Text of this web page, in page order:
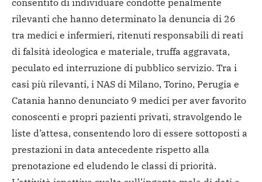
rilevanti che hanno determinato la denuncia di 26
tra medici e infermieri, ritenuti responsabili di reati
di falsità ideologica e materiale, truffa aggravata,
peculato ed interruzione di pubblico servizio. Tra i
casi più rilevanti, i NAS di Milano, Torino, Perugia e
Catania hanno denunciato 9 medici per aver favorito
conoscenti e propri pazienti privati, stravolgendo le
liste d’attesa, consentendo loro di essere sottoposti a
prestazioni in data antecedente rispetto alla
prenotazione ed eludendo le classi di priorità.